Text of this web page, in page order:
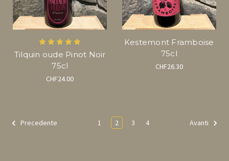
Tilquin oude Pinot Noir
75cl
CHF24.00
Kestemont Framboise
75cl
CHF26.30
Precedente 1 2 3 4 Avanti